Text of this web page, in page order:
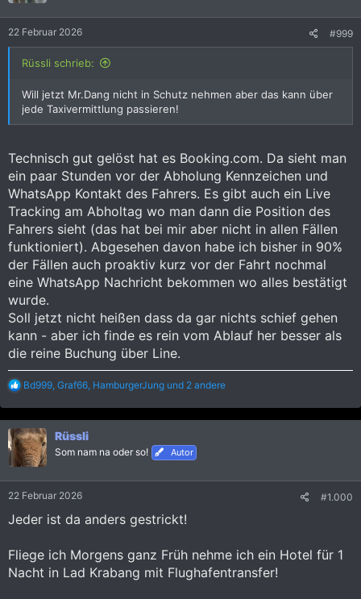
22 Februar 2026 #999
Rüssli schrieb:
Will jetzt Mr.Dang nicht in Schutz nehmen aber das kann über
jede Taxivermittlung passieren!
Technisch gut gelöst hat es Booking.com. Da sieht man
ein paar Stunden vor der Abholung Kennzeichen und
WhatsApp Kontakt des Fahrers. Es gibt auch ein Live
Tracking am Abholtag wo man dann die Position des
Fahrers sieht (das hat bei mir aber nicht in allen Fällen
funktioniert). Abgesehen davon habe ich bisher in 90%
der Fällen auch proaktiv kurz vor der Fahrt nochmal
eine WhatsApp Nachricht bekommen wo alles bestätigt
wurde.
Soll jetzt nicht heißen dass da gar nichts schief gehen
kann - aber ich finde es rein vom Ablauf her besser als
die reine Buchung über Line.
R
a
k
t
i
o
n
Bd999, Graf66, HamburgerJung und 2 andere
Rüssli
Som nam na oder so! Autor
22 Februar 2026 #1.000
Jeder ist da anders gestrickt!
Fliege ich Morgens ganz Früh nehme ich ein Hotel für 1
Nacht in Lad Krabang mit Flughafentransfer!